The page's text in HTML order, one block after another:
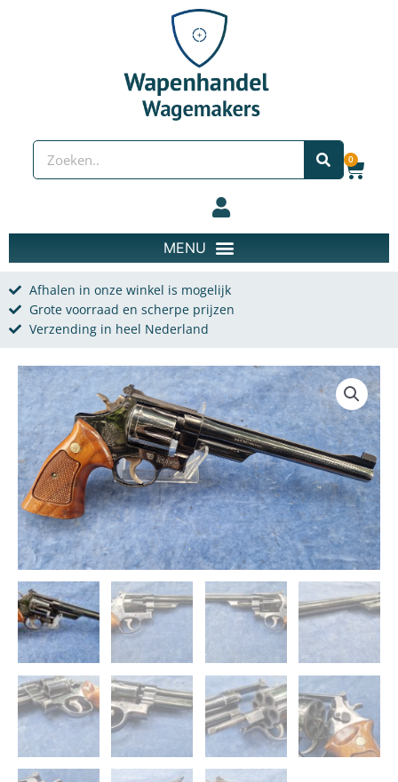
0
Afhalen in onze winkel is mogelijk
Grote voorraad en scherpe prijzen
Verzending in heel Nederland